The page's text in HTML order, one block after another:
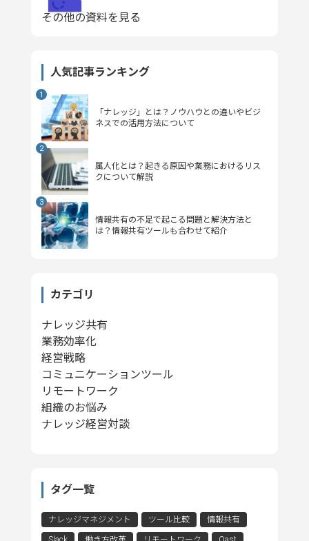
その他の資料を見る
人気記事ランキング
「ナレッジ」とは？ノウハウとの違いやビジ
ネスでの活用方法について
属人化とは？起きる原因や業務におけるリス
クについて解説
情報共有の不足で起こる問題と解決方法と
は？情報共有ツールも合わせて紹介
カテゴリ
ナレッジ共有
業務効率化
経営戦略
コミュニケーションツール
リモートワーク
組織のお悩み
ナレッジ経営対談
タグ一覧
ナレッジマネジメント ツール比較 情報共有